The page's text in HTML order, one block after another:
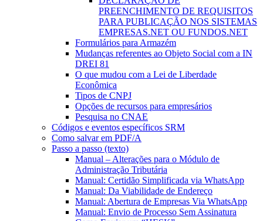
PREENCHIMENTO DE REQUISITOS
PARA PUBLICAÇÃO NOS SISTEMAS
EMPRESAS.NET OU FUNDOS.NET
Formulários para Armazém
Mudanças referentes ao Objeto Social com a IN
DREI 81
O que mudou com a Lei de Liberdade
Econômica
Tipos de CNPJ
Opções de recursos para empresários
Pesquisa no CNAE
Códigos e eventos específicos SRM
Como salvar em PDF/A
Passo a passo (texto)
Manual – Alterações para o Módulo de
Administração Tributária
Manual: Certidão Simplificada via WhatsApp
Manual: Da Viabilidade de Endereço
Manual: Abertura de Empresas Via WhatsApp
Manual: Envio de Processo Sem Assinatura